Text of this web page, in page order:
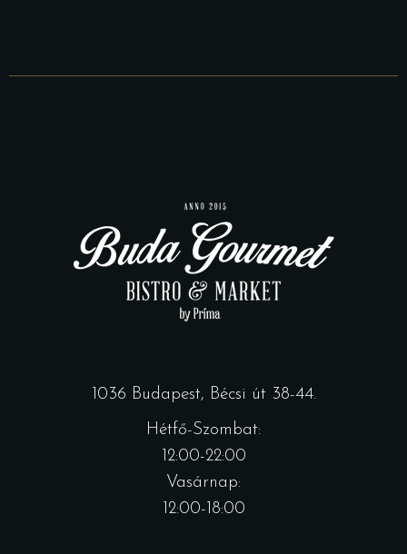
1036 Budapest, Bécsi út 38-44.
Hétfő-Szombat:
12:00-22:00
Vasárnap:
12:00-18:00